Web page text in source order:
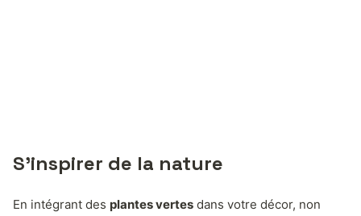
S’inspirer de la nature
En intégrant des plantes vertes dans votre décor, non